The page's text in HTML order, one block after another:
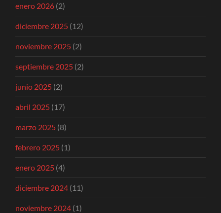
enero 2026 (2)
diciembre 2025 (12)
noviembre 2025 (2)
septiembre 2025 (2)
junio 2025 (2)
abril 2025 (17)
marzo 2025 (8)
febrero 2025 (1)
enero 2025 (4)
diciembre 2024 (11)
noviembre 2024 (1)